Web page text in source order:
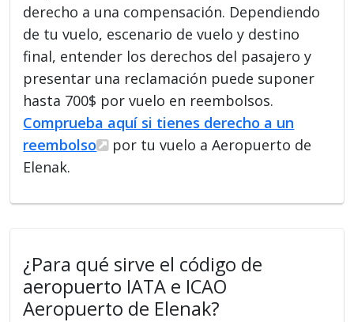
derecho a una compensación. Dependiendo
de tu vuelo, escenario de vuelo y destino
final, entender los derechos del pasajero y
presentar una reclamación puede suponer
hasta 700$ por vuelo en reembolsos.
Comprueba aquí si tienes derecho a un
reembolso
por tu vuelo a Aeropuerto de
Elenak.
¿Para qué sirve el código de
aeropuerto IATA e ICAO
Aeropuerto de Elenak?